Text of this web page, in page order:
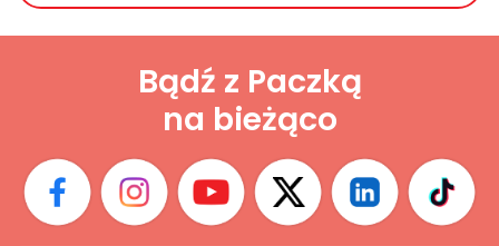
Bądź z Paczką
na bieżąco